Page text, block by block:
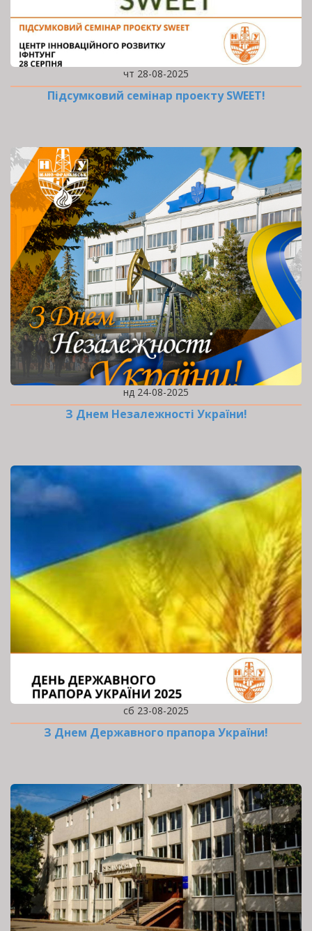
чт 28-08-2025
Підсумковий семінар проекту SWEET!
нд 24-08-2025
З Днем Незалежності України!
сб 23-08-2025
З Днем Державного прапора України!